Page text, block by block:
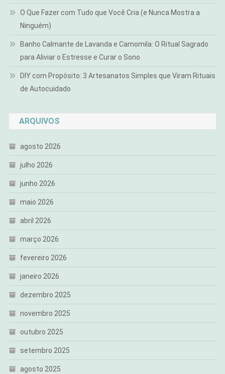
O Que Fazer com Tudo que Você Cria (e Nunca Mostra a
Ninguém)
Banho Calmante de Lavanda e Camomila: O Ritual Sagrado
para Aliviar o Estresse e Curar o Sono
DIY com Propósito: 3 Artesanatos Simples que Viram Rituais
de Autocuidado
ARQUIVOS
agosto 2026
julho 2026
junho 2026
maio 2026
abril 2026
março 2026
fevereiro 2026
janeiro 2026
dezembro 2025
novembro 2025
outubro 2025
setembro 2025
agosto 2025